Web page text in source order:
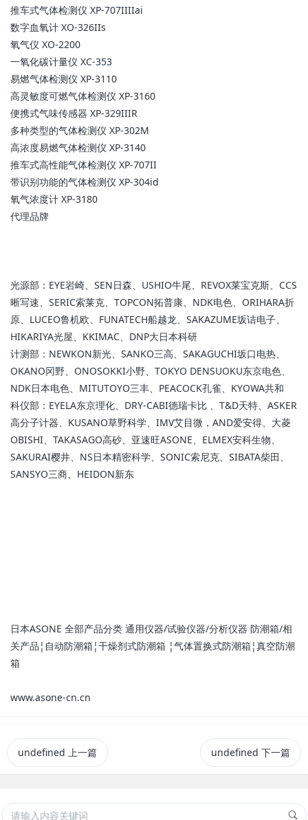
推车式气体检测仪 XP-707IIIIai
数字血氧计 XO-326IIs
氧气仪 XO-2200
一氧化碳计量仪 XC-353
易燃气体检测仪 XP-3110
高灵敏度可燃气体检测仪 XP-3160
便携式气味传感器 XP-329IIIR
多种类型的气体检测仪 XP-302M
高浓度易燃气体检测仪 XP-3140
推车式高性能气体检测仪 XP-707II
带识别功能的气体检测仪 XP-304id
氧气浓度计 XP-3180
代理品牌
光源部：EYE岩崎、SEN日森、USHIO牛尾、REVOX莱宝克斯、CCS
晰写速、SERIC索莱克、TOPCON拓普康、NDK电色、ORIHARA折
原、LUCEO鲁机欧、FUNATECH船越龙、SAKAZUME坂诘电子、
HIKARIYA光屋、KKIMAC、DNP大日本科研
计测部：NEWKON新光、SANKO三高、SAKAGUCHI坂口电热、
OKANO冈野、ONOSOKKI小野、TOKYO DENSUOKU东京电色、
NDK日本电色、MITUTOYO三丰、PEACOCK孔雀、KYOWA共和
科仪部：EYELA东京理化、DRY-CABI德瑞卡比 、T&D天特、ASKER
高分子计器、KUSANO草野科学、IMV艾目微，AND爱安得、大菱
OBISHI、TAKASAGO高砂、亚速旺ASONE、ELMEX安科生物、
SAKURAI樱井、NS日本精密科学、SONIC索尼克、SIBATA柴田、
SANSYO三商、HEIDON新东
日本ASONE 全部产品分类 通用仪器/试验仪器/分析仪器 防潮箱/相
关产品¦自动防潮箱¦干燥剂式防潮箱 ¦气体置换式防潮箱¦真空防潮
箱
www.asone-cn.cn
undefined 上一篇 undefined 下一篇